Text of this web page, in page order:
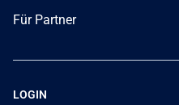
Für Partner
LOGIN